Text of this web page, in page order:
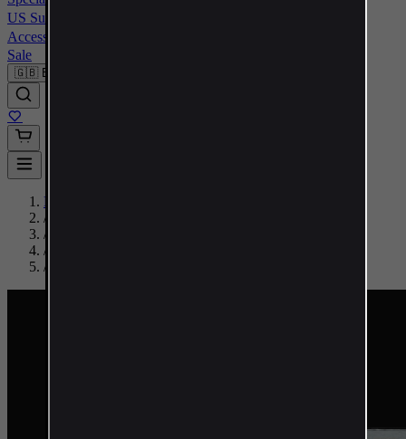
US Supplements
Accessories
Sale
🇬🇧 EN
Home
/
/
/
/